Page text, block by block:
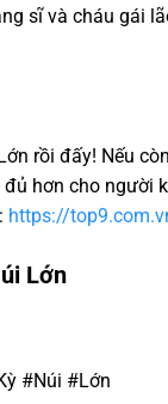
sĩ và cháu gái
rồi đấy! Nếu
hơn cho người
https://
Lớn
#Núi #Lớn